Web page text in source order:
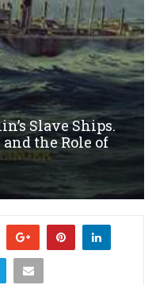
Slave Ships.
the Role of